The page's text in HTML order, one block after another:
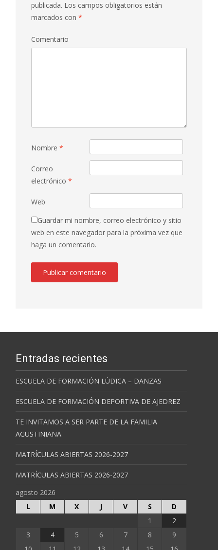
publicada. Los campos obligatorios están
marcados con *
Comentario
Nombre *
Correo
electrónico *
Web
Guardar mi nombre, correo electrónico y sitio
web en este navegador para la próxima vez que
haga un comentario.
Entradas recientes
ESCUELA DE FORMACIÓN LÚDICA – DANZAS
ESCUELA DE FORMACIÓN DEPORTIVA DE AJEDREZ
TE INVITAMOS A SER PARTE DE LA FAMILIA
AGUSTINIANA
MATRÍCULAS ABIERTAS 2026-2027
MATRÍCULAS ABIERTAS 2026-2027
agosto 2026
L
M X J V S
D
1
2
3
4 5 6 7 8
9